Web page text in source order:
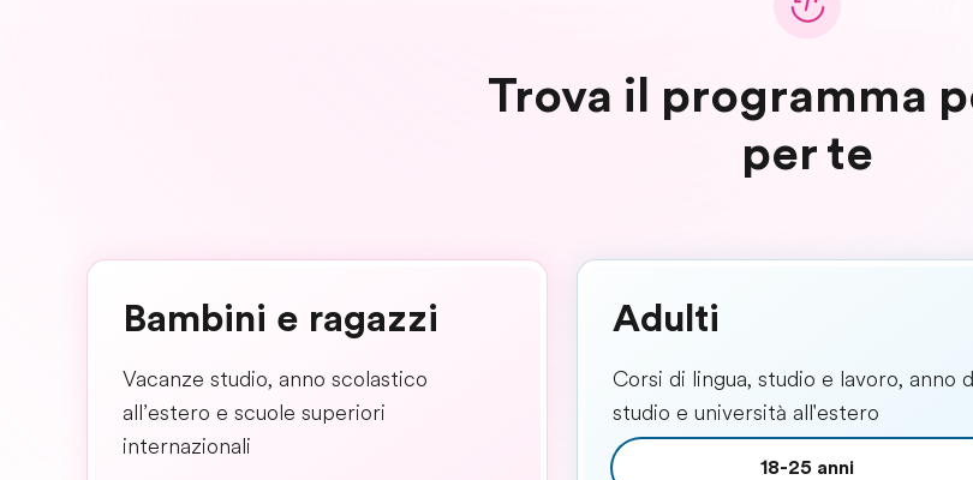
Trova il programma
per te
Bambini e ragazzi
Vacanze studio, anno scolastico
all’estero e scuole superiori
internazionali
Adulti
Corsi di lingua, studio e lavoro, anno
studio e università all'estero
18-25 anni